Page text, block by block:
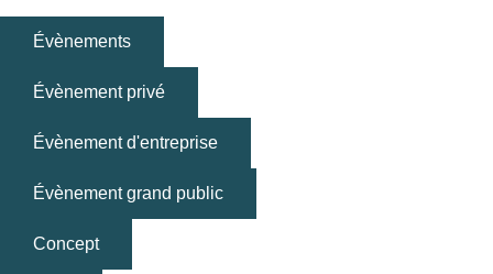
Évènements
Évènement privé
Évènement d'entreprise
Évènement grand public
Concept